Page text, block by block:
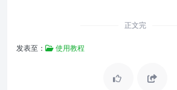
正文完
发表至： 使用教程